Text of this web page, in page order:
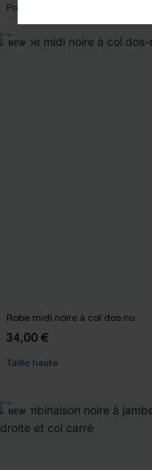
Poche
NEW
Robe midi noire à col dos-nu
34,00 €
Taille haute
NEW